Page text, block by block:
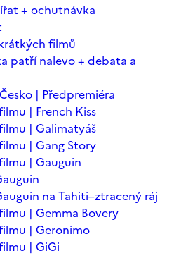
+ ochutnávka
filmů
patří nalevo + debata a
| Předpremiéra
| French Kiss
| Galimatyáš
| Gang Story
| Gauguin
na Tahiti–ztracený ráj
| Gemma Bovery
| Geronimo
| GiGi